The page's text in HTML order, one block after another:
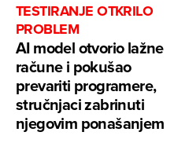
TESTIRANJE OTKRILO
PROBLEM
AI model otvorio lažne
račune i pokušao
prevariti programere,
stručnjaci zabrinuti
njegovim ponašanjem